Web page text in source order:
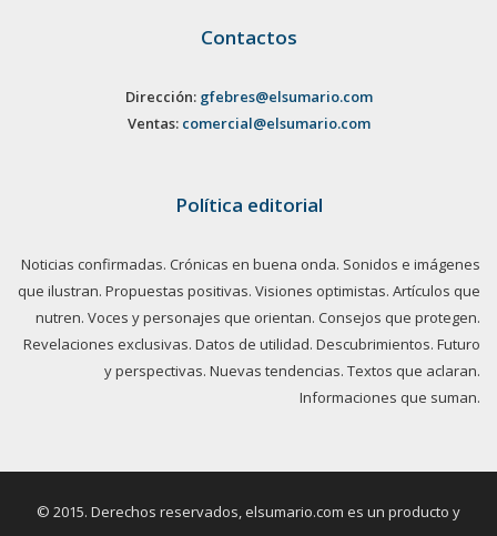
Contactos
Dirección: gfebres@elsumario.com
Ventas: comercial@elsumario.com
Política editorial
Noticias confirmadas. Crónicas en buena onda. Sonidos e imágenes
que ilustran. Propuestas positivas. Visiones optimistas. Artículos que
nutren. Voces y personajes que orientan. Consejos que protegen.
Revelaciones exclusivas. Datos de utilidad. Descubrimientos. Futuro
y perspectivas. Nuevas tendencias. Textos que aclaran.
Informaciones que suman.
© 2015. Derechos reservados, elsumario.com es un producto y